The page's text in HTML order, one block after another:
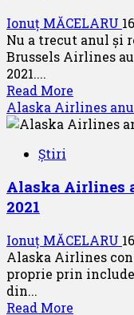
Canada
Ionuț MĂCELARU
Nu a trecut anul și
Brussels Airlines
2021....
Read More
more
about
oferta
2021
Alaska Airlines
Știri
Alaska Airlines
2021
Ionuț MĂCELARU
Alaska Airlines
proprie prin
din...
Read More